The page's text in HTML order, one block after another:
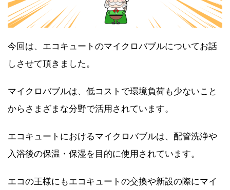
今回は、エコキュートのマイクロバブルについてお話
しさせて頂きました。
マイクロバブルは、低コストで環境負荷も少ないこと
からさまざまな分野で活用されています。
エコキュートにおけるマイクロバブルは、配管洗浄や
入浴後の保温・保湿を目的に使用されています。
エコの王様にもエコキュートの交換や新設の際にマイ